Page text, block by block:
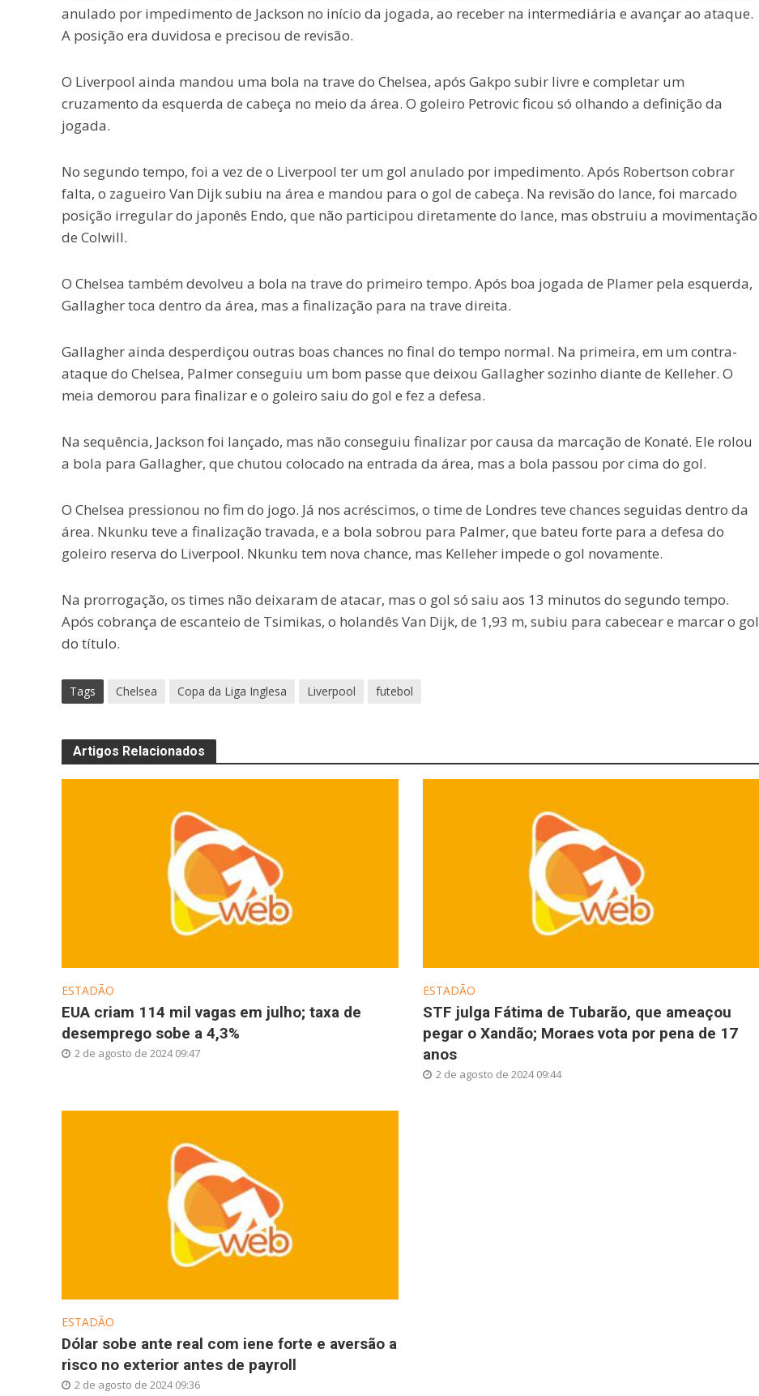
anulado por impedimento de Jackson no início da jogada, ao receber na intermediária e avançar ao ataque.
A posição era duvidosa e precisou de revisão.
O Liverpool ainda mandou uma bola na trave do Chelsea, após Gakpo subir livre e completar um
cruzamento da esquerda de cabeça no meio da área. O goleiro Petrovic ficou só olhando a definição da
jogada.
No segundo tempo, foi a vez de o Liverpool ter um gol anulado por impedimento. Após Robertson cobrar
falta, o zagueiro Van Dijk subiu na área e mandou para o gol de cabeça. Na revisão do lance, foi marcado
posição irregular do japonês Endo, que não participou diretamente do lance, mas obstruiu a movimentação
de Colwill.
O Chelsea também devolveu a bola na trave do primeiro tempo. Após boa jogada de Plamer pela esquerda,
Gallagher toca dentro da área, mas a finalização para na trave direita.
Gallagher ainda desperdiçou outras boas chances no final do tempo normal. Na primeira, em um contra-
ataque do Chelsea, Palmer conseguiu um bom passe que deixou Gallagher sozinho diante de Kelleher. O
meia demorou para finalizar e o goleiro saiu do gol e fez a defesa.
Na sequência, Jackson foi lançado, mas não conseguiu finalizar por causa da marcação de Konaté. Ele rolou
a bola para Gallagher, que chutou colocado na entrada da área, mas a bola passou por cima do gol.
O Chelsea pressionou no fim do jogo. Já nos acréscimos, o time de Londres teve chances seguidas dentro da
área. Nkunku teve a finalização travada, e a bola sobrou para Palmer, que bateu forte para a defesa do
goleiro reserva do Liverpool. Nkunku tem nova chance, mas Kelleher impede o gol novamente.
Na prorrogação, os times não deixaram de atacar, mas o gol só saiu aos 13 minutos do segundo tempo.
Após cobrança de escanteio de Tsimikas, o holandês Van Dijk, de 1,93 m, subiu para cabecear e marcar o gol
do título.
Tags Chelsea Copa da Liga Inglesa Liverpool futebol
Artigos Relacionados
ESTADÃO
EUA criam 114 mil vagas em julho; taxa de
desemprego sobe a 4,3%
2 de agosto de 2024 09:47
ESTADÃO
STF julga Fátima de Tubarão, que ameaçou
pegar o Xandão; Moraes vota por pena de 17
anos
2 de agosto de 2024 09:44
ESTADÃO
Dólar sobe ante real com iene forte e aversão a
risco no exterior antes de payroll
2 de agosto de 2024 09:36